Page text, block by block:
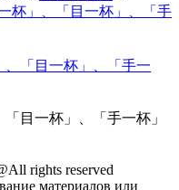
杯」、「目一杯」、「手
「目一杯」、「手一杯」
rights reserved
материалов или